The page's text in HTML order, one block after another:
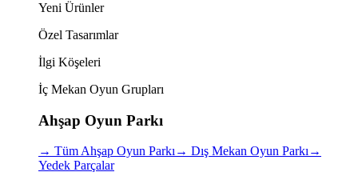
Yeni Ürünler
Özel Tasarımlar
İlgi Köşeleri
İç Mekan Oyun Grupları
Ahşap Oyun Parkı
→ Tüm Ahşap Oyun Parkı→ Dış Mekan Oyun Parkı→
Yedek Parçalar